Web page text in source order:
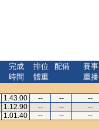
完成
時間
排位
體重
配備
賽事
重播
1.43.00 -- --
--
1.12.90 -- --
--
1.01.40 -- --
--